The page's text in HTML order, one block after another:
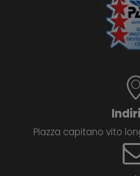
Piazza capitano vito